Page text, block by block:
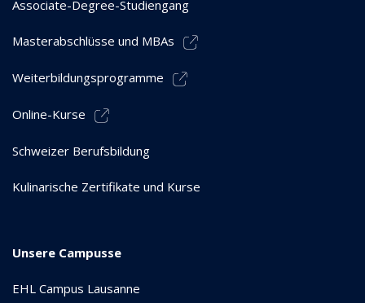
Associate-Degree-Studiengang
Masterabschlüsse und MBAs
Weiterbildungsprogramme
Online-Kurse
Schweizer Berufsbildung
Kulinarische Zertifikate und Kurse
Unsere Campusse
EHL Campus Lausanne